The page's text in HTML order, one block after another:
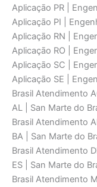
Aplicaçāo PR |
Aplicaçāo PI |
Aplicaçāo RN |
Aplicaçāo RO |
Aplicaçāo SC |
Aplicaçāo SE |
Brasil Atendimento
AL | San Marte do
Brasil Atendimento
BA | San Marte do
Brasil Atendimento
ES | San Marte do
Brasil Atendimento